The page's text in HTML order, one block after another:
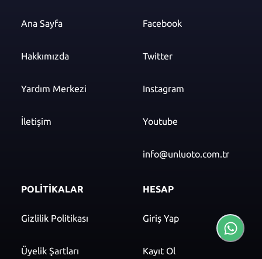
Ana Sayfa
Hakkımızda
Yardım Merkezi
İletişim
Facebook
Twitter
Instagram
Youtube
info@unluoto.com.tr
POLİTİKALAR
Gizlilik Politikası
Üyelik Şartları
HESAP
Giriş Yap
Kayıt Ol